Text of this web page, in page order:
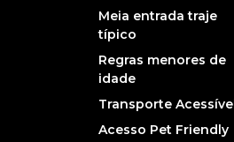
Meia entrada traje
típico
Regras menores de
idade
Transporte Acessível
Acesso Pet Friendly